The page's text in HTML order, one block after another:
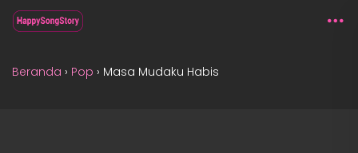
Beranda › Pop › Masa Mudaku Habis